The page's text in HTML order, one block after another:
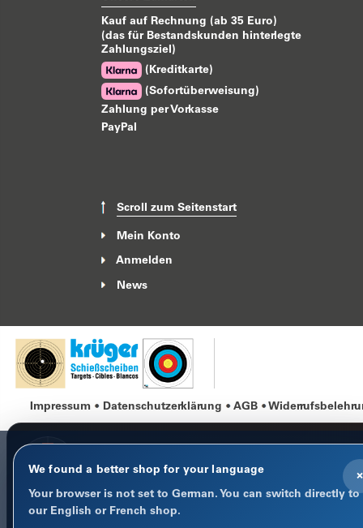
Kauf auf Rechnung (ab 35 Euro)
(das für Bestandskunden hinterlegte
Zahlungsziel)
(Kreditkarte)
(Sofortüberweisung)
Zahlung per Vorkasse
PayPal
Scroll zum Seitenstart
Mein Konto
Anmelden
News
Impressum Datenschutzerklärung AGB
×
We found a better shop for your language
Your browser is not set to German. You can switch directly to
our English or French shop.
COOKIE-HINWEIS
Datenschutz im Fokus